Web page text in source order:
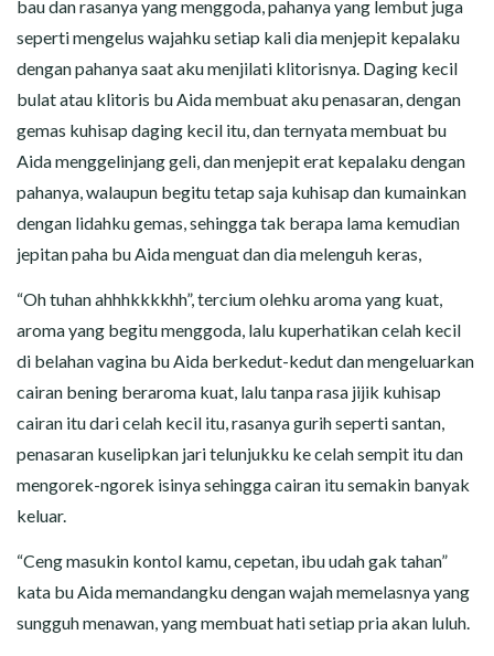
bau dan rasanya yang menggoda, pahanya yang lembut juga
seperti mengelus wajahku setiap kali dia menjepit kepalaku
dengan pahanya saat aku menjilati klitorisnya. Daging kecil
bulat atau klitoris bu Aida membuat aku penasaran, dengan
gemas kuhisap daging kecil itu, dan ternyata membuat bu
Aida menggelinjang geli, dan menjepit erat kepalaku dengan
pahanya, walaupun begitu tetap saja kuhisap dan kumainkan
dengan lidahku gemas, sehingga tak berapa lama kemudian
jepitan paha bu Aida menguat dan dia melenguh keras,
“Oh tuhan ahhhkkkkhh”, tercium olehku aroma yang kuat,
aroma yang begitu menggoda, lalu kuperhatikan celah kecil
di belahan vagina bu Aida berkedut-kedut dan mengeluarkan
cairan bening beraroma kuat, lalu tanpa rasa jijik kuhisap
cairan itu dari celah kecil itu, rasanya gurih seperti santan,
penasaran kuselipkan jari telunjukku ke celah sempit itu dan
mengorek-ngorek isinya sehingga cairan itu semakin banyak
keluar.
“Ceng masukin kontol kamu, cepetan, ibu udah gak tahan”
kata bu Aida memandangku dengan wajah memelasnya yang
sungguh menawan, yang membuat hati setiap pria akan luluh.